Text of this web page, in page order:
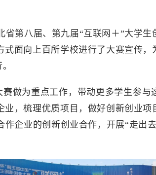
省第八届、第九届“互联网＋”大学
面向上百所学校进行了大赛宣传
做为重点工作，带动更多学生参
，梳理优质项目，做好创新创业
企业的创新创业合作，开展“走出